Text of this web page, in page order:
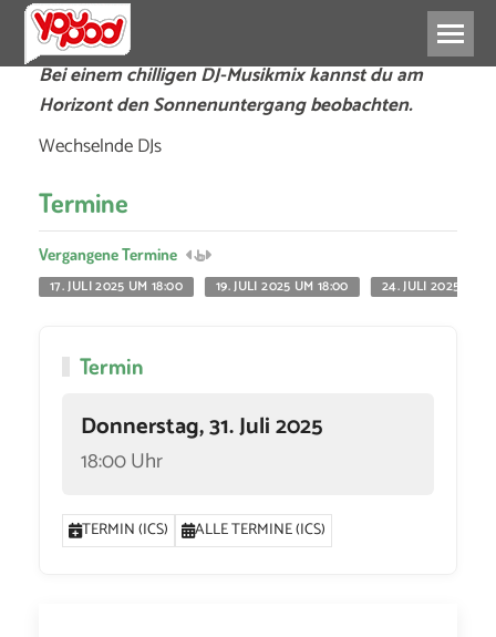
Bei einem chilligen DJ-Musikmix kannst du am
Horizont den Sonnenuntergang beobachten.
Wechselnde DJs
Termine
Vergangene Termine
17. JULI 2025 UM 18:00
19. JULI 2025 UM 18:00 24. JULI 2025 UM
Termin
Donnerstag, 31. Juli 2025
18:00 Uhr
TERMIN (ICS) ALLE TERMINE (ICS)